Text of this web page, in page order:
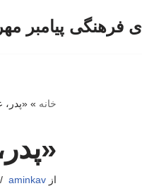
فرهنگی پیامبر
خانه »
ازaminkav